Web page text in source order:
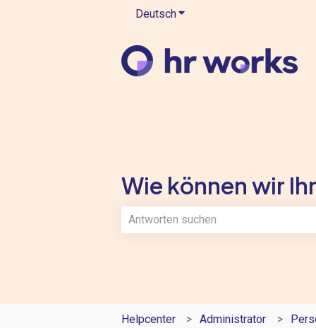
DeutschUntermenü für
Wie können wir
Helpcenter Administrator